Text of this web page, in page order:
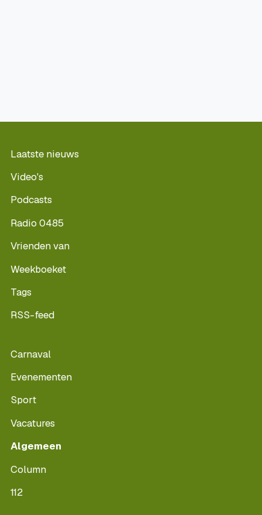
Laatste nieuws
Video's
Podcasts
Radio 0485
Vrienden van
Weekboeket
Tags
RSS-feed
Carnaval
Evenementen
Sport
Vacatures
Algemeen
Column
112